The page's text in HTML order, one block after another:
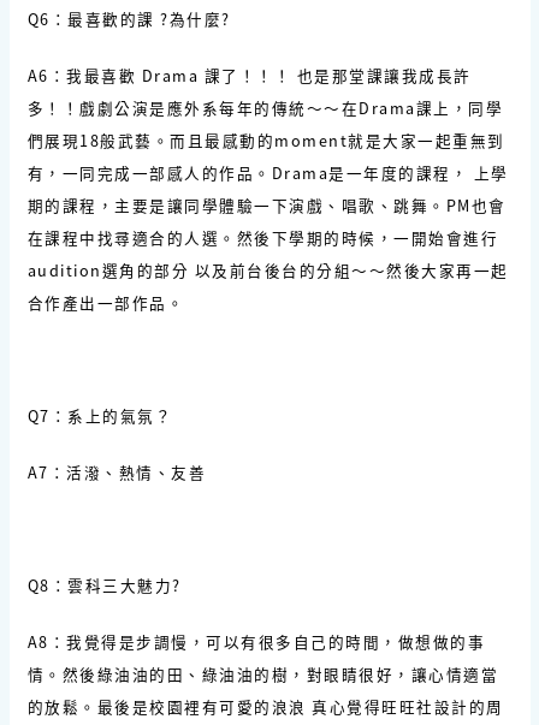
Q6：最喜歡的課 ?為什麼?
A6：我最喜歡 Drama 課了！！！ 也是那堂課讓我成長許
多！！戲劇公演是應外系每年的傳統～～在Drama課上，同學
們展現18般武藝。而且最感動的moment就是大家一起重無到
有，一同完成一部感人的作品。Drama是一年度的課程， 上學
期的課程，主要是讓同學體驗一下演戲、唱歌、跳舞。PM也會
在課程中找尋適合的人選。然後下學期的時候，一開始會進行
audition選角的部分 以及前台後台的分組～～然後大家再一起
合作產出一部作品。
Q7：系上的氣氛？
A7：活潑、熱情、友善
Q8：雲科三大魅力?
A8：我覺得是步調慢，可以有很多自己的時間，做想做的事
情。然後綠油油的田、綠油油的樹，對眼睛很好，讓心情適當
的放鬆。最後是校園裡有可愛的浪浪 真心覺得旺旺社設計的周